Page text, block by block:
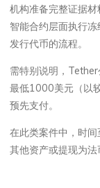
机构准备完整证据
智能合约层面执行
发行代币的流程。
需特别说明，
最低1000美元（以
预先支付。
在此类案件中，时
其他资产或提现为法